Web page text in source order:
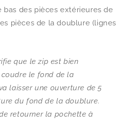
bas des pièces extérieures de
pièces de la doublure (lignes
que le zip est bien
le fond de la
laisser une ouverture de 5
du fond de la doublure.
retourner la pochette à